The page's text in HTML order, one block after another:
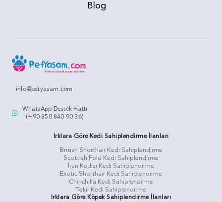
Blog
info@petyasam.com
WhatsApp Destek Hattı
(+90 850 840 90 36)
Irklara Göre Kedi Sahiplendirme İlanları
British Shorthair Kedi Sahiplendirme
Scottish Fold Kedi Sahiplendirme
İran Kedisi Kedi Sahiplendirme
Exotic Shorthair Kedi Sahiplendirme
Chinchilla Kedi Sahiplendirme
Tekir Kedi Sahiplendirme
Irklara Göre Köpek Sahiplendirme İlanları